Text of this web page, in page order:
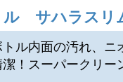
ル サハラスリ
ル内面の汚れ、ニ
！スーパークリー